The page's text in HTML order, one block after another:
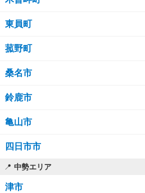
東員町
菰野町
桑名市
鈴鹿市
亀山市
四日市市
中勢エリア
津市